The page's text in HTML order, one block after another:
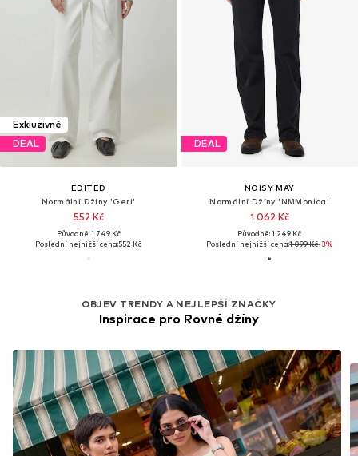
Exkluzivně
DEAL
EDITED
Normální Džíny 'Geri'
552 Kč
Původně: 1 749 Kč
Poslední nejnižší cena:552 Kč
DEAL
NOISY MAY
Normální Džíny 'NMMonica'
1 062 Kč
Původně: 1 249 Kč
Poslední nejnižší cena:1 099 Kč-3%
OBJEV TRENDY A NEJLEPŠÍ ZNAČKY
Inspirace pro Rovné džíny